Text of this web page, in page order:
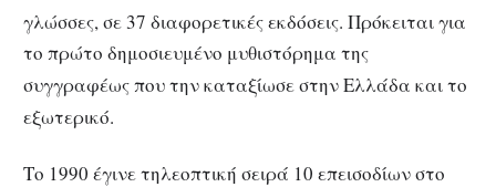
γλώσσες, σε 37 διαφορετικές εκδόσεις. Πρόκειται για
το πρώτο δημοσιευμένο μυθιστόρημα της
συγγραφέως που την καταξίωσε στην Ελλάδα και το
εξωτερικό.
Το 1990 έγινε τηλεοπτική σειρά 10 επεισοδίων στο